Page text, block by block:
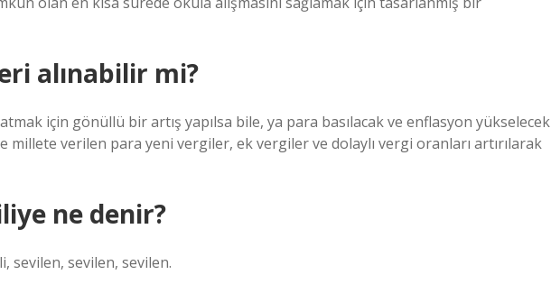
alınabilir mi?
için gönüllü bir artış yapılsa bile, ya para basılacak ve enflasyon yükselecek
millete verilen para yeni vergiler, ek vergiler ve dolaylı vergi oranları artırılarak
ne denir?
sevilen, sevilen, sevilen.